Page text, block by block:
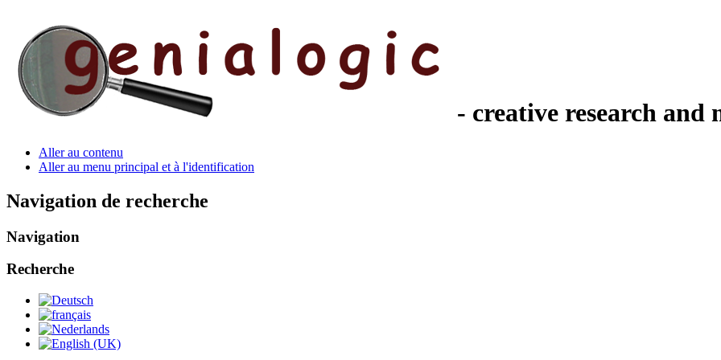
- creative research and
Aller au contenu
Aller au menu principal et à l'identification
Navigation de recherche
Navigation
Recherche